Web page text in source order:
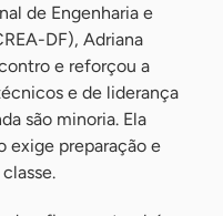
de Engenharia e
DF), Adriana
e reforçou a
e de liderança
são minoria. Ela
exige preparação e